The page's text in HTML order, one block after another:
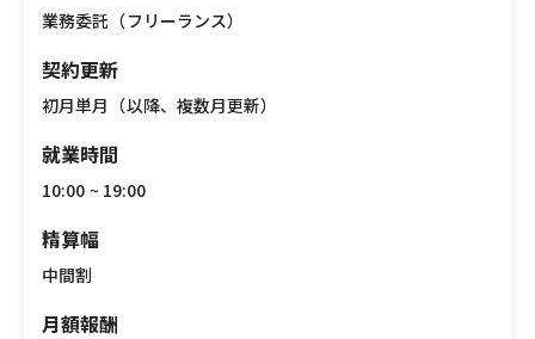
業務委託（フリーランス）
契約更新
初月単月（以降、複数月更新）
就業時間
10:00 ~ 19:00
精算幅
中間割
月額報酬